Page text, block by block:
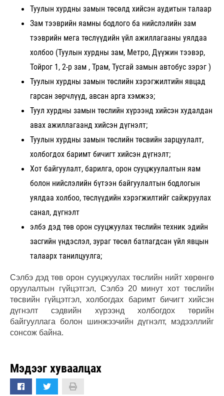
Туулын хурдны замын төсөлд хийсэн аудитын талаар
Зам тээврийн яамны бодлого ба нийслэлийн зам
тээврийн мега төслүүдийн үйл ажиллагааны уялдаа
холбоо (Туулын хурдны зам, Метро, Дүүжин тээвэр,
Тойрог 1, 2-р зам , Трам, Тусгай замын автобус зэрэг )
Туулын хурдны замын төслийн хэрэгжилтийн явцад
гарсан зөрчлүүд, авсан арга хэмжээ;
Туул хурдны замын төслийн хүрээнд хийсэн худалдан
авах ажиллагаанд хийсэн дүгнэлт;
Туулын хурдны замын төслийн төсвийн зарцуулалт,
холбогдох баримт бичигт хийсэн дүгнэлт;
Хот байгуулалт, барилга, орон сууцжуулалтын яам
болон нийслэлийн бүтээн байгуулалтын бодлогын
уялдаа холбоо, төслүүдийн хэрэгжилтийг сайжруулах
санал, дүгнэлт
элбэ дэд төв орон сууцжуулах төслийн техник эдийн
засгийн үндэслэл, зураг төсөл батлагдсан үйл явцын
талаарх танилцуулга;
Сэлбэ дэд төв орон сууцжуулах төслийн нийт хөрөнгө
оруулалтын гүйцэтгэл, Сэлбэ 20 минут хот төслийн
төсвийн гүйцэтгэл, холбогдах баримт бичигт хийсэн
дүгнэлт сэдвийн хүрээнд холбогдох төрийн
байгууллага болон шинжээчийн дүгнэлт, мэдээллийг
сонсож байна.
Мэдээг хуваалцах